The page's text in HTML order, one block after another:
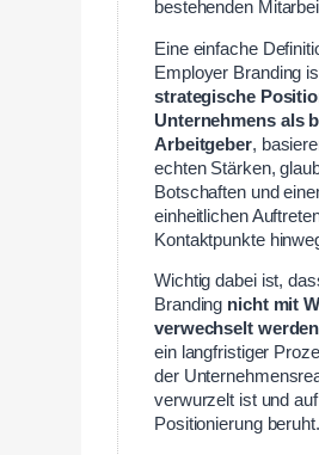
bestehenden
Eine einfache
Employer Branding
strategische
Unternehmens als
Arbeitgeber,
echten Stärken,
Botschaften und
einheitlichen
Kontaktpunkte
Wichtig dabei ist,
Branding nicht mit
verwechselt
ein langfristiger
der
verwurzelt ist und
Positionierung beruht.